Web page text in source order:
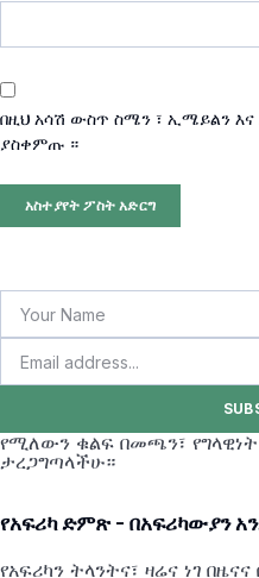
በዚህ አሳሽ ውስጥ ስሜን ፣ ኢሜይልን እና
ያስቀምጡ ።
የሚለውን ቁልፍ በመጫን፣
ታረጋግጣላችሁ።
የአፍሪካ ድምጽ - በአፍሪካውያን
የአፍሪካን ትላንትና፣ ዛሬና ነገ